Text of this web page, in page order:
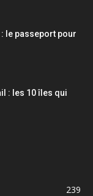
le passeport pour
: les 10 îles qui
239